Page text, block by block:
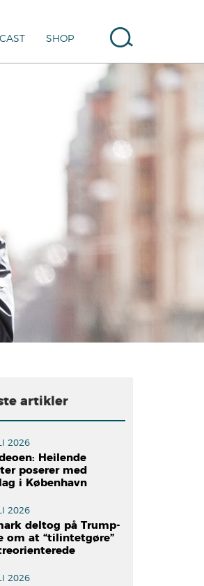
SHOP
artikler
2026
Heilende
poserer med
i København
2026
deltog på Trump-
om at “tilintetgøre”
2026